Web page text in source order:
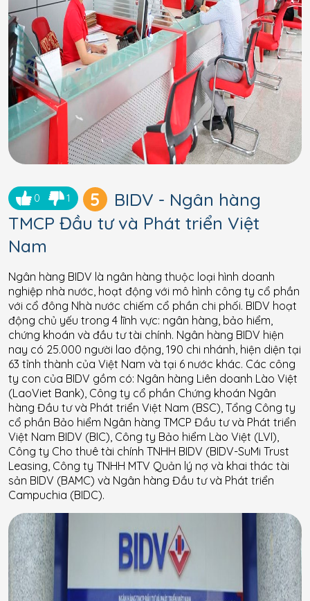
0 1 5
BIDV - Ngân hàng
TMCP Đầu tư và Phát triển Việt
Nam
Ngân hàng BIDV là ngân hàng thuộc loại hình doanh
nghiệp nhà nước, hoạt động với mô hình công ty cổ phần
với cổ đông Nhà nước chiếm cổ phần chi phối. BIDV hoạt
động chủ yếu trong 4 lĩnh vực: ngân hàng, bảo hiểm,
chứng khoán và đầu tư tài chính. Ngân hàng BIDV hiện
nay có 25.000 người lao động, 190 chi nhánh, hiện diện tại
63 tỉnh thành của Việt Nam và tại 6 nước khác. Các công
ty con của BIDV gồm có: Ngân hàng Liên doanh Lào Việt
(LaoViet Bank), Công ty cổ phần Chứng khoán Ngân
hàng Đầu tư và Phát triển Việt Nam (BSC), Tổng Công ty
cổ phần Bảo hiểm Ngân hàng TMCP Đầu tư và Phát triển
Việt Nam BIDV (BIC), Công ty Bảo hiểm Lào Việt (LVI),
Công ty Cho thuê tài chính TNHH BIDV (BIDV-SuMi Trust
Leasing, Công ty TNHH MTV Quản lý nợ và khai thác tài
sản BIDV (BAMC) và Ngân hàng Đầu tư và Phát triển
Campuchia (BIDC).